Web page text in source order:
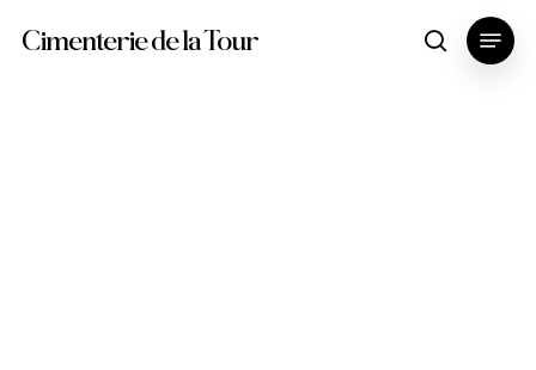
Cimenterie de la Tour search
Menu